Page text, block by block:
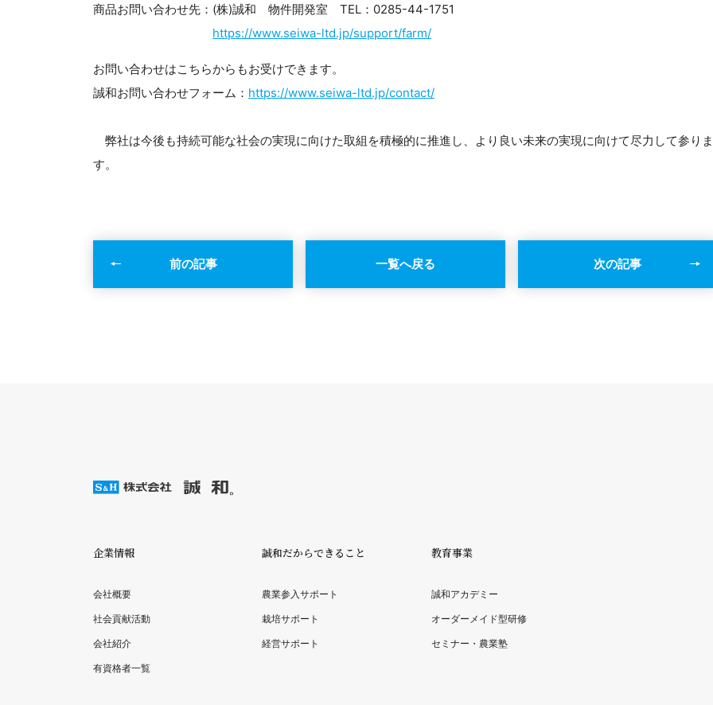
商品お問い合わせ先：(株)誠和 物件開発室 TEL：0285-44-1751
https://www.seiwa-ltd.jp/support/farm/
お問い合わせはこちらからもお受けできます。
誠和お問い合わせフォーム： https://www.seiwa-ltd.jp/contact/
弊社は今後も持続可能な社会の実現に向けた取組を積極的に推進し、より良い未来の実現に向けて尽力して参りま
す。
前の記事 一覧へ戻る 次の記事
企業情報
会社概要
社会貢献活動
会社紹介
有資格者一覧
誠和だからできること
農業参入サポート
栽培サポート
経営サポート
教育事業
誠和アカデミー
オーダーメイド型研修
セミナー・農業塾